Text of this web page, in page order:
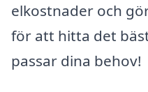
elkostnader och
för att hitta det
passar dina behov!